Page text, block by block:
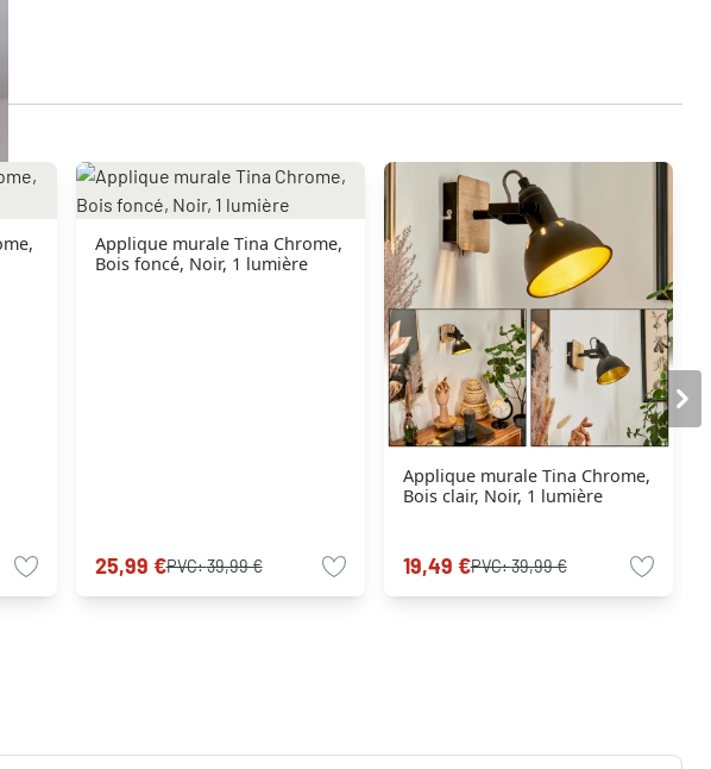
Applique murale Tina Chrome,
Bois foncé, Noir, 1 lumière
25,99 €PVC:39,99 €
Applique murale Tina Chrome,
Bois clair, Noir, 1 lumière
19,49 €PVC:39,99 €